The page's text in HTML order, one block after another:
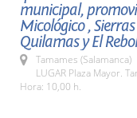
municipal,
Micológico ,
Quilamas y El
Tamames (Salamanca)
LUGAR Plaza Mayor.
Hora: 10,00 h.